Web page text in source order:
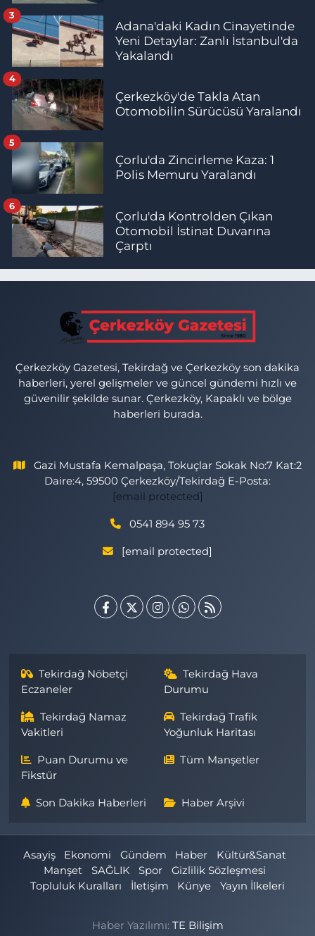
Adana'daki Kadın Cinayetinde
Yeni Detaylar: Zanlı İstanbul'da
Yakalandı
3
Çerkezköy'de Takla Atan
Otomobilin Sürücüsü Yaralandı
4
Çorlu'da Zincirleme Kaza: 1
Polis Memuru Yaralandı
5
Çorlu'da Kontrolden Çıkan
Otomobil İstinat Duvarına
Çarptı
6
Çerkezköy Gazetesi, Tekirdağ ve Çerkezköy son dakika
haberleri, yerel gelişmeler ve güncel gündemi hızlı ve
güvenilir şekilde sunar. Çerkezköy, Kapaklı ve bölge
haberleri burada.
Gazi Mustafa Kemalpaşa, Tokuçlar Sokak No:7 Kat:2
Daire:4, 59500 Çerkezköy/Tekirdağ E-Posta:
[email protected]
0541 894 95 73
[email protected]
Tekirdağ Nöbetçi
Eczaneler
Tekirdağ Hava
Durumu
Tekirdağ Namaz
Vakitleri
Tekirdağ Trafik
Yoğunluk Haritası
Puan Durumu ve
Fikstür
Tüm Manşetler
Son Dakika Haberleri Haber Arşivi
Asayiş Ekonomi Gündem Haber
Kültür&Sanat
Manşet
SAĞLIK Spor
Gizlilik Sözleşmesi
Topluluk Kuralları
İletişim Künye Yayın İlkeleri
Haber Yazılımı: TE Bilişim